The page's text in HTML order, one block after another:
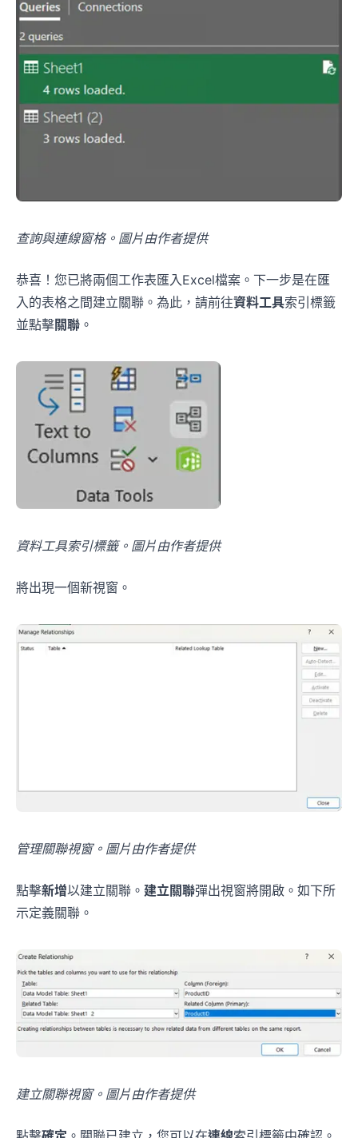
查詢與連線窗格。圖片由作者提供
恭喜！您已將兩個工作表匯入Excel檔案。下一步是在匯
入的表格之間建立關聯。為此，請前往資料工具索引標籤
並點擊關聯 。
資料工具索引標籤。圖片由作者提供
將出現一個新視窗。
管理關聯視窗。圖片由作者提供
點擊新增以建立關聯。 建立關聯彈出視窗將開啟。如下所
示定義關聯。
建立關聯視窗。圖片由作者提供
幾分鐘，讓表格給你答案
上傳試算表，用自然語言說明需求。RowSpeak 可